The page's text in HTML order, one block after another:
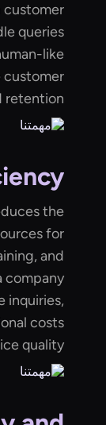
customer
queries
like
customer
retention.
the
for
and
company
inquiries,
costs
quality.